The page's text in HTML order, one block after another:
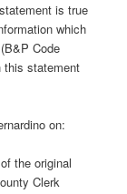
is true
which
Code
this statement
on:
the original
Clerk